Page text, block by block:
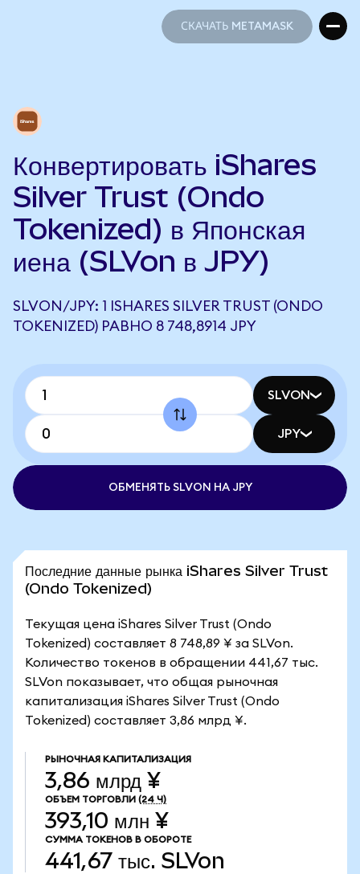
СКАЧАТЬ METAMASK
Конвертировать iShares
Silver Trust (Ondo
Tokenized) в Японская
иена (SLVon в JPY)
SLVON/JPY: 1 ISHARES SILVER TRUST (ONDO
TOKENIZED) РАВНО 8 748,8914 JPY
SLVON
JPY
ОБМЕНЯТЬ SLVON НА JPY
Последние данные рынка iShares Silver Trust
(Ondo Tokenized)
Текущая цена iShares Silver Trust (Ondo
Tokenized) составляет 8 748,89 ¥ за SLVon.
Количество токенов в обращении 441,67 тыс.
SLVon показывает, что общая рыночная
капитализация iShares Silver Trust (Ondo
Tokenized) составляет 3,86 млрд ¥.
РЫНОЧНАЯ КАПИТАЛИЗАЦИЯ
3,86 млрд ¥
ОБЪЕМ ТОРГОВЛИ (24 Ч)
393,10 млн ¥
СУММА ТОКЕНОВ В ОБОРОТЕ
441,67 тыс. SLVon